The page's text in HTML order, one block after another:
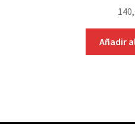
Añadir